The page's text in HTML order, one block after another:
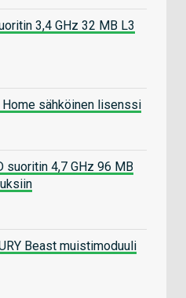
3,4 GHz 32 MB L3
sähköinen lisenssi
suoritin 4,7 GHz 96 MB
Beast muistimoduuli